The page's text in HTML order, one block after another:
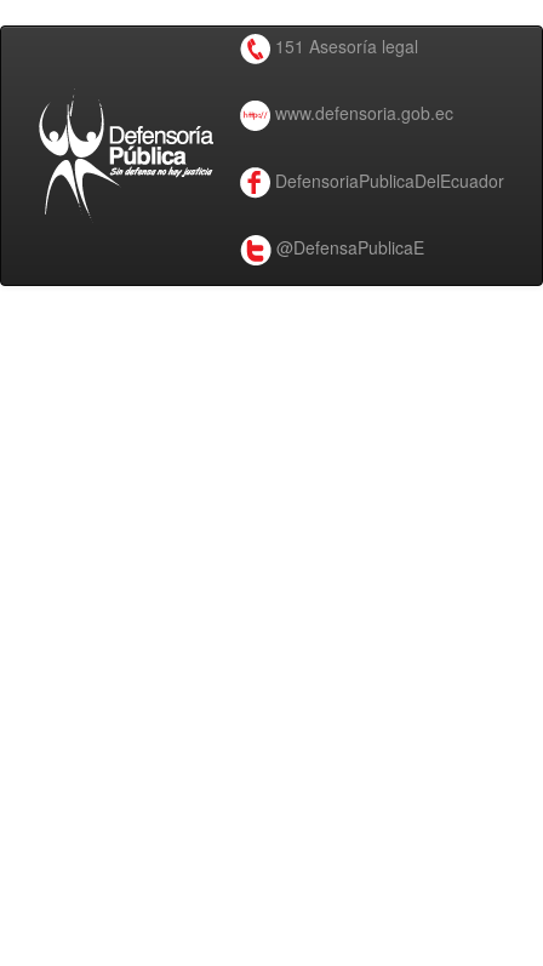
151 Asesoría legal
www.defensoria.gob.ec
DefensoriaPublicaDelEcuador
@DefensaPublicaE